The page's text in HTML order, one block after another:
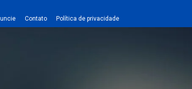
Contato Política de privacidade